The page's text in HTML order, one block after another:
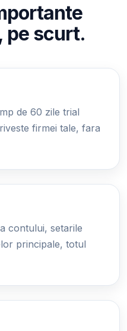
pe scurt.
de 60 zile trial
firmei tale, fara
contului, setarile
principale, totul